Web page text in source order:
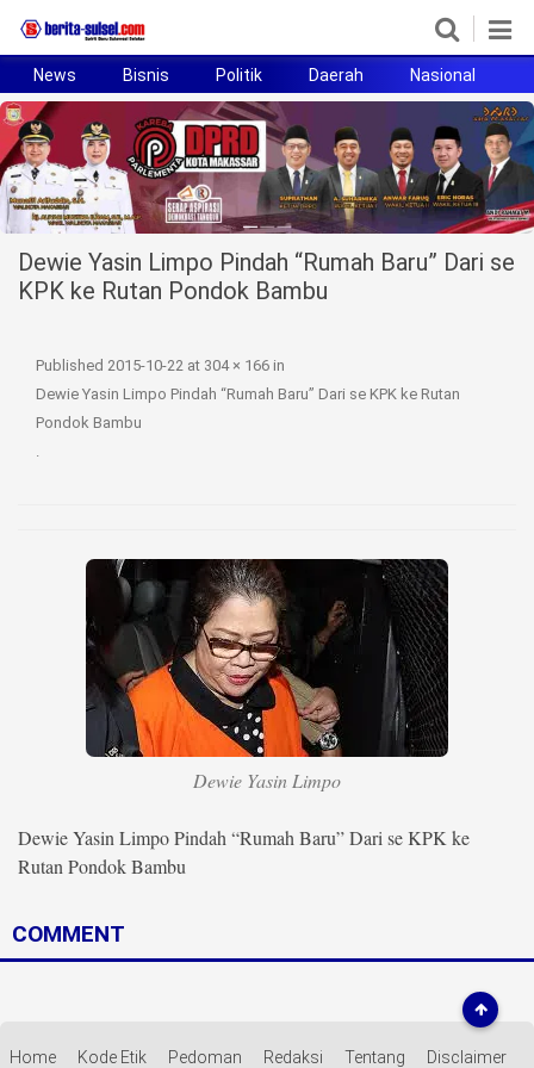
Home
News
Politik
Pendidikan
Hukum
Video
News Bisnis Politik Daerah Nasional
Dewie Yasin Limpo Pindah “Rumah Baru” Dari se
KPK ke Rutan Pondok Bambu
Published 2015-10-22 at 304 × 166 in
Dewie Yasin Limpo Pindah “Rumah Baru” Dari se KPK ke Rutan
Pondok Bambu
Dewie Yasin Limpo
Dewie Yasin Limpo Pindah “Rumah Baru” Dari se KPK ke
Rutan Pondok Bambu
COMMENT
Home Kode Etik Pedoman Redaksi Tentang Disclaimer